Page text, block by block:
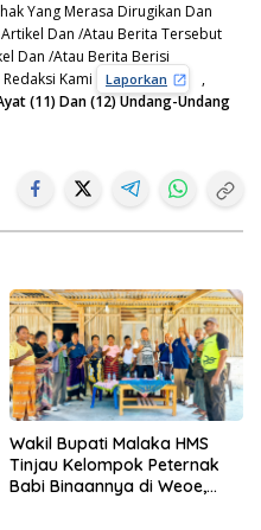
Yang Merasa Dirugikan Dan
Dan /Atau Berita Tersebut
Dan /Atau Berita Berisi
Kami
Laporkan
,
(11) Dan (12) Undang-Undang
Wakil Bupati Malaka HMS
Tinjau Kelompok Peternak
Babi Binaannya di Weoe,